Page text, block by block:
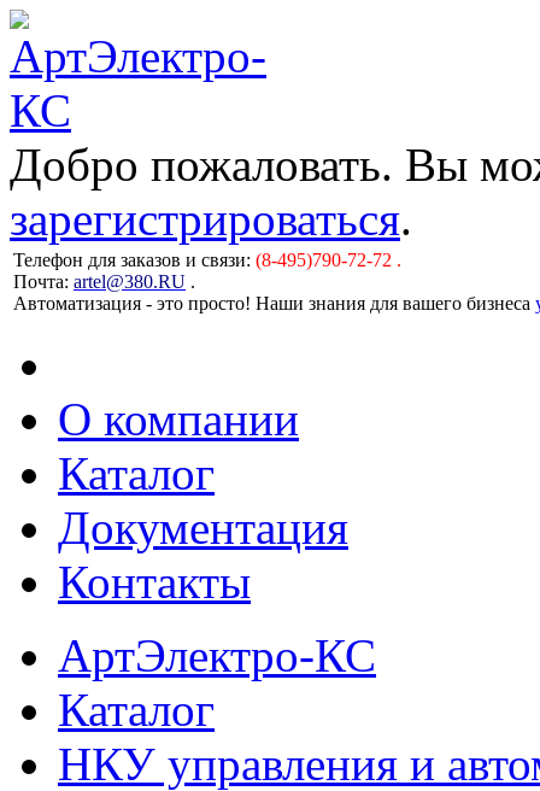
Добро пожаловать. Вы
зарегистрироваться.
Телефон для заказов и связи: (8-495)790-72-72 .
Почта: artel@380.RU .
Автоматизация - это просто! Наши знания для вашего бизнеса
О компании
Каталог
Документация
Контакты
АртЭлектро-КС
Каталог
НКУ управления и